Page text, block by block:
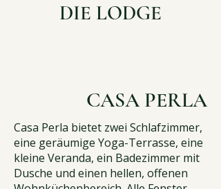
DIE LODGE
CASA PERLA
Casa Perla bietet zwei Schlafzimmer,
eine geräumige Yoga-Terrasse, eine
kleine Veranda, ein Badezimmer mit
Dusche und einen hellen, offenen